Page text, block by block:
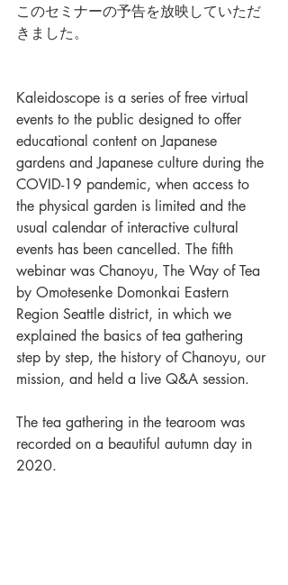
このセミナーの予告を放映していただ
きました。
Kaleidoscope is a series of free virtual
events to the public designed to offer
educational content on Japanese
gardens and Japanese culture during the
COVID-19 pandemic, when access to
the physical garden is limited and the
usual calendar of interactive cultural
events has been cancelled. The fifth
webinar was Chanoyu, The Way of Tea
by Omotesenke Domonkai Eastern
Region Seattle district, in which we
explained the basics of tea gathering
step by step, the history of Chanoyu, our
mission, and held a live Q&A session.
The tea gathering in the tearoom was
recorded on a beautiful autumn day in
2020.